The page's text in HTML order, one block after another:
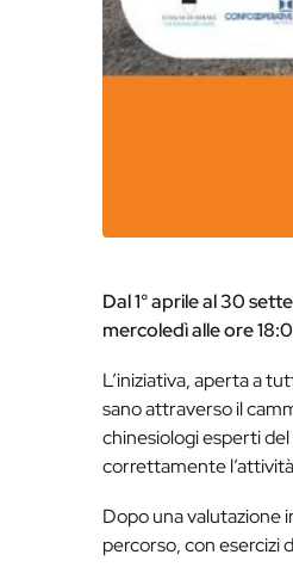
Dal 1° aprile al 30
mercoledì alle ore
L’iniziativa, aperta a
sano attraverso il
chinesiologi esperti
correttamente
Dopo una valutazione
percorso, con esercizi